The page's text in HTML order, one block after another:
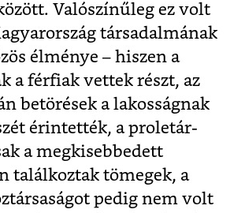
Valószínűleg ez volt
társadalmának
élménye – hiszen a
a férfiak vettek részt, az
betörések a lakosságnak
érintették, a proletár-
a megkisebbedett
találkoztak tömegek, a
pedig nem volt